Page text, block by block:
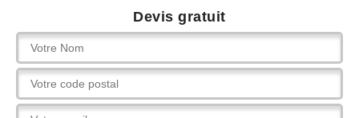
Devis gratuit